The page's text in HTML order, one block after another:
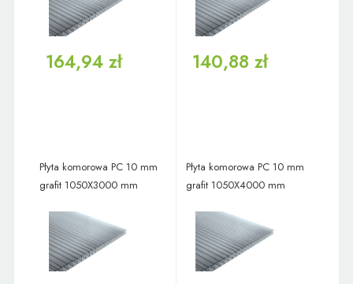
164,94 zł 140,88 zł
Płyta komorowa PC 10 mm
grafit 1050X3000 mm
Płyta komorowa PC 10 mm
grafit 1050X4000 mm